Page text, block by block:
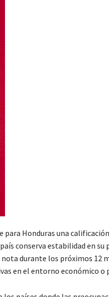
Honduras una
conserva estabilidad en
durante los próximos 12
en el entorno económico o